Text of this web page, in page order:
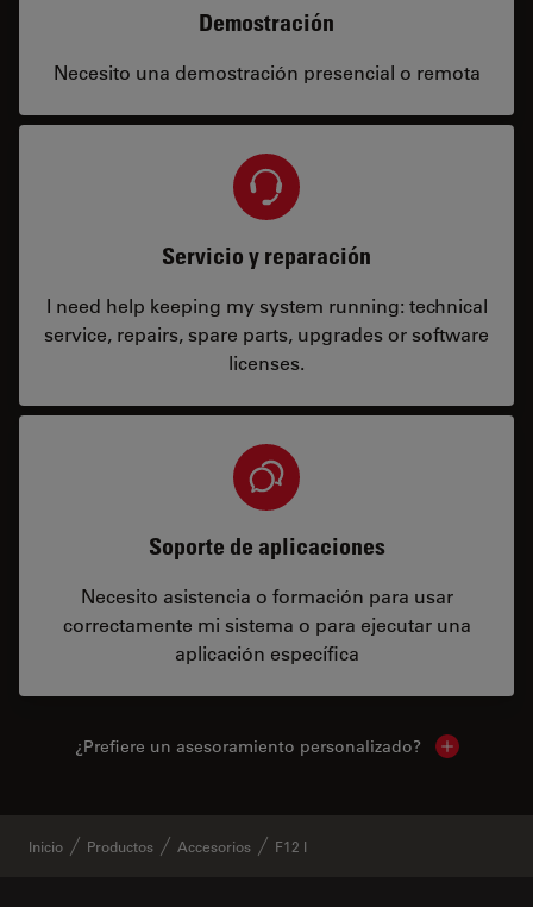
Demostración
Necesito una demostración presencial o remota
Servicio y reparación
I need help keeping my system running: technical
service, repairs, spare parts, upgrades or software
licenses.
Soporte de aplicaciones
Necesito asistencia o formación para usar
correctamente mi sistema o para ejecutar una
aplicación específica
¿Prefiere un asesoramiento personalizado? Show local
Inicio Productos Accesorios F12 I